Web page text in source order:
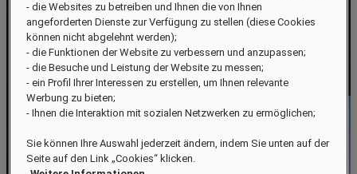
Buchen Sie Ihren Aufenthalt
Buchungen verwalten
Wegbeschreibungen aufrufen
Shenzhen entdecken
Geschenkgutscheine
Kontakt
- die Websites zu betreiben und Ihnen die von Ihnen
angeforderten Dienste zur Verfügung zu stellen (diese Cookies
können nicht abgelehnt werden);
- die Funktionen der Website zu verbessern und anzupassen;
- die Besuche und Leistung der Website zu messen;
- ein Profil Ihrer Interessen zu erstellen, um Ihnen relevante
Werbung zu bieten;
- Ihnen die Interaktion mit sozialen Netzwerken zu ermöglichen;
Sie können Ihre Auswahl jederzeit ändern, indem Sie unten auf der
Seite auf den Link „Cookies“ klicken.